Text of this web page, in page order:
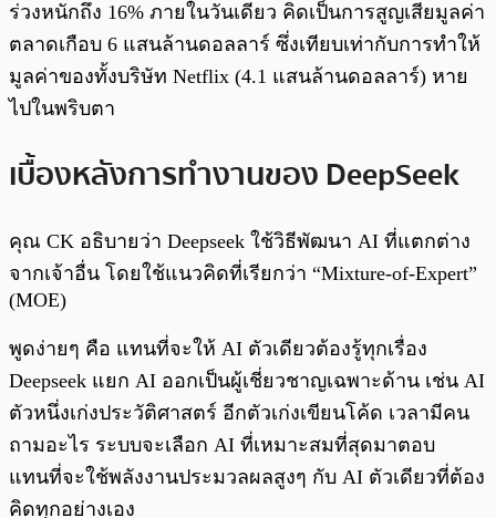
ร่วงหนักถึง 16% ภายในวันเดียว คิดเป็นการสูญเสียมูลค่า
ตลาดเกือบ 6 แสนล้านดอลลาร์ ซึ่งเทียบเท่ากับการทำให้
มูลค่าของทั้งบริษัท Netflix (4.1 แสนล้านดอลลาร์) หาย
ไปในพริบตา
เบื้องหลังการทำงานของ DeepSeek
คุณ CK อธิบายว่า Deepseek ใช้วิธีพัฒนา AI ที่แตกต่าง
จากเจ้าอื่น โดยใช้แนวคิดที่เรียกว่า “Mixture-of-Expert”
(MOE)
พูดง่ายๆ คือ แทนที่จะให้ AI ตัวเดียวต้องรู้ทุกเรื่อง
Deepseek แยก AI ออกเป็นผู้เชี่ยวชาญเฉพาะด้าน เช่น AI
ตัวหนึ่งเก่งประวัติศาสตร์ อีกตัวเก่งเขียนโค้ด เวลามีคน
ถามอะไร ระบบจะเลือก AI ที่เหมาะสมที่สุดมาตอบ
แทนที่จะใช้พลังงานประมวลผลสูงๆ กับ AI ตัวเดียวที่ต้อง
คิดทุกอย่างเอง